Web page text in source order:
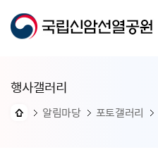
행사갤러리
알림마당 포토갤러리